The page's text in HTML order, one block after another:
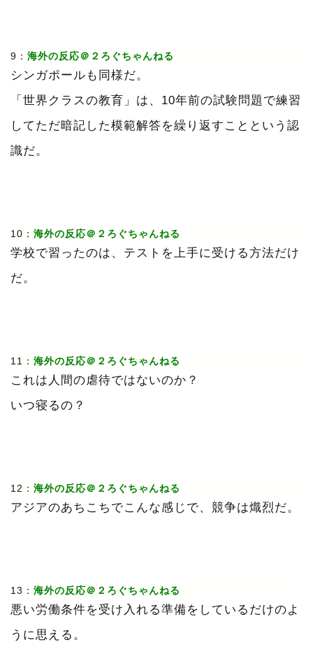
9： 海外の反応＠２ろぐちゃんねる
シンガポールも同様だ。
「世界クラスの教育」は、10年前の試験問題で練習
してただ暗記した模範解答を繰り返すことという認
識だ。
10： 海外の反応＠２ろぐちゃんねる
学校で習ったのは、テストを上手に受ける方法だけ
だ。
11： 海外の反応＠２ろぐちゃんねる
これは人間の虐待ではないのか？
いつ寝るの？
12： 海外の反応＠２ろぐちゃんねる
アジアのあちこちでこんな感じで、競争は熾烈だ。
13： 海外の反応＠２ろぐちゃんねる
悪い労働条件を受け入れる準備をしているだけのよ
うに思える。